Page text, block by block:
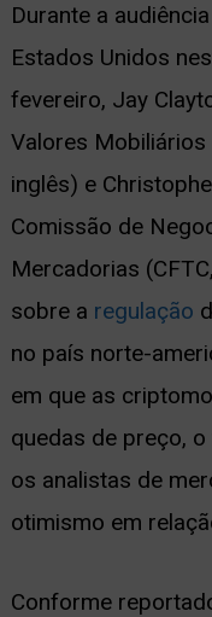
Durante a
Estados Unidos
fevereiro, Jay
Valores Mobiliários
inglês) e
Comissão de
Mercadorias
sobre a regulação
no país norte-
em que as
quedas de preço,
os analistas de
otimismo em
Conforme